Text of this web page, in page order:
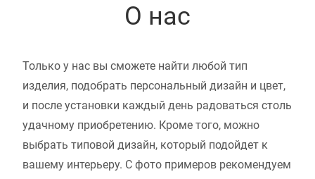
О нас
Только у нас вы сможете найти любой тип
изделия, подобрать персональный дизайн и цвет,
и после установки каждый день радоваться столь
удачному приобретению. Кроме того, можно
выбрать типовой дизайн, который подойдет к
вашему интерьеру. С фото примеров рекомендуем